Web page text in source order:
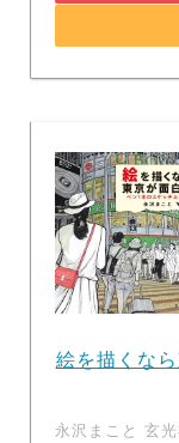
絵を描くな
永沢まこと 玄